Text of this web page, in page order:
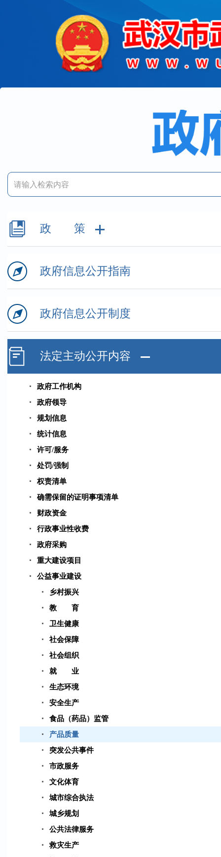
政 策
政府信息公开指南
政府信息公开制度
法定主动公开内容
政府工作机构
政府领导
规划信息
统计信息
许可/服务
处罚/强制
权责清单
确需保留的证明事项清单
财政资金
行政事业性收费
政府采购
重大建设项目
公益事业建设
乡村振兴
教 育
卫生健康
社会保障
社会组织
就 业
生态环境
安全生产
食品（药品）监管
产品质量
突发公共事件
市政服务
文化体育
城市综合执法
城乡规划
公共法律服务
救灾生产